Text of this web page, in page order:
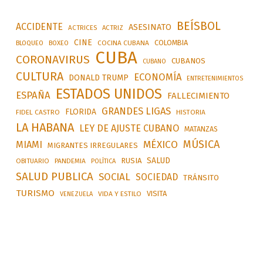
ACCIDENTE ACTRICES ACTRIZ ASESINATO BEÍSBOL
BLOQUEO BOXEO CINE COCINA CUBANA COLOMBIA
CORONAVIRUS CUBA CUBANO CUBANOS
CULTURA DONALD TRUMP ECONOMÍA ENTRETENIMIENTOS
ESPAÑA ESTADOS UNIDOS FALLECIMIENTO
FIDEL CASTRO FLORIDA GRANDES LIGAS HISTORIA
LA HABANA LEY DE AJUSTE CUBANO MATANZAS
MIAMI MIGRANTES IRREGULARES MÉXICO MÚSICA
OBITUARIO PANDEMIA POLÍTICA RUSIA SALUD
SALUD PUBLICA SOCIAL SOCIEDAD TRÁNSITO
TURISMO VENEZUELA VIDA Y ESTILO VISITA